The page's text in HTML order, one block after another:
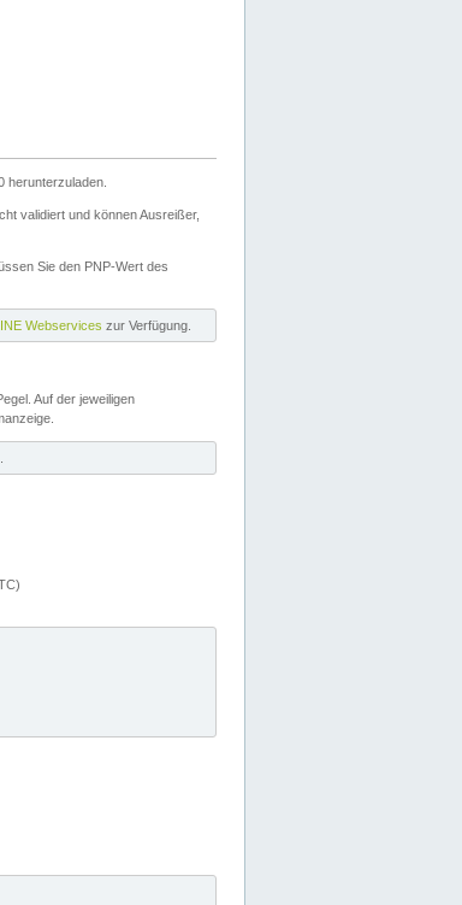
herunterzuladen.
validiert und können Ausreißer,
Sie den PNP-Wert des
Webservices zur Verfügung.
Auf der jeweiligen